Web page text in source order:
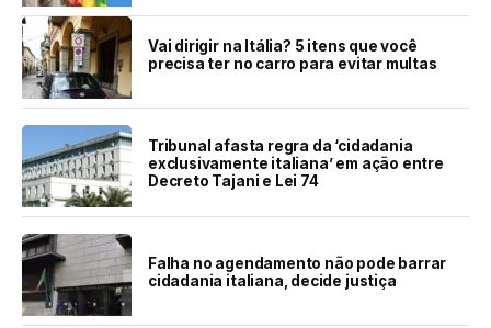
Vai dirigir na Itália? 5 itens que você
precisa ter no carro para evitar multas
Tribunal afasta regra da ‘cidadania
exclusivamente italiana’ em ação entre
Decreto Tajani e Lei 74
Falha no agendamento não pode barrar
cidadania italiana, decide justiça